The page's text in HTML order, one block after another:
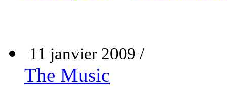
11 janvier 2009 /
The Music